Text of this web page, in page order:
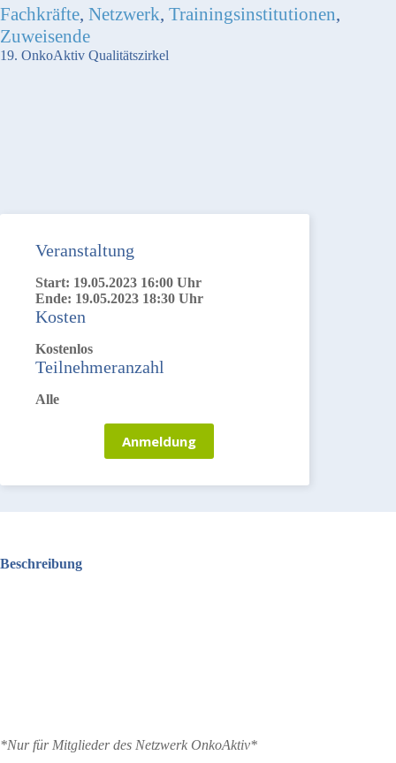
Fachkräfte, Netzwerk, Trainingsinstitutionen,
Zuweisende
19. OnkoAktiv Qualitätszirkel
Beschreibung
Veranstaltung
Start: 19.05.2023 16:00 Uhr
Ende: 19.05.2023 18:30 Uhr
Kosten
Kostenlos
Teilnehmeranzahl
Alle
Anmeldung
*Nur für Mitglieder des Netzwerk OnkoAktiv*